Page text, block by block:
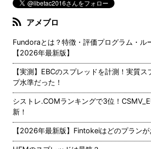
アメブロ
Fundoraとは？特徴・評価プログラム・ル
【2026年最新版】
【実測】EBCのスプレッドを計測！実質
プ水準だった！
シストレ.COMランキングで3位！
新！
【2026年最新版】Fintokeiはどのプランが